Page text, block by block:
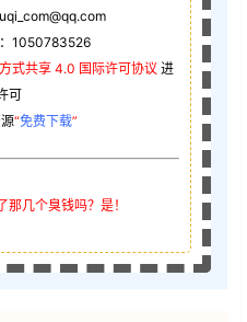
1050783526
式共享 4.0 国际许可协议 进
可
“免费下载”
几个臭钱吗？是！